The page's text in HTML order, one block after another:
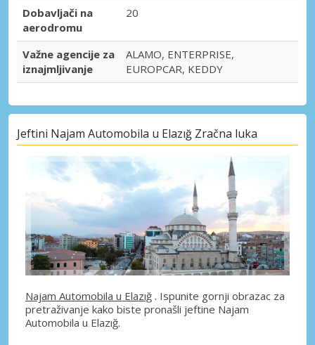
Dobavljači na
aerodromu
20
Važne agencije za
iznajmljivanje
ALAMO, ENTERPRISE,
EUROPCAR, KEDDY
Jeftini Najam Automobila u Elazığ Zračna luka
Najam Automobila u Elazığ . Ispunite gornji obrazac za
pretraživanje kako biste pronašli jeftine Najam
Automobila u Elazığ.